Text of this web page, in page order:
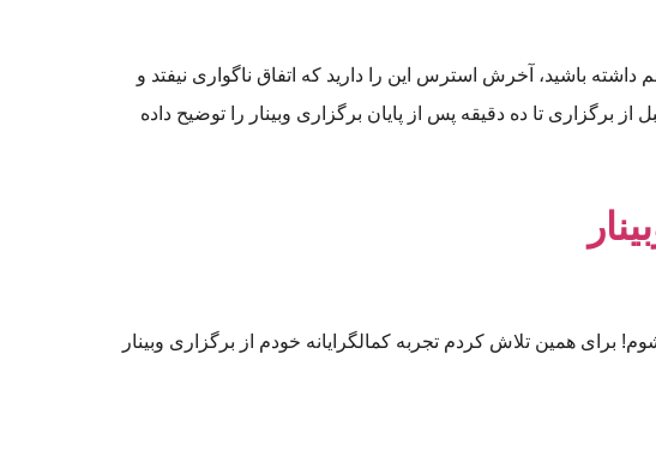
باشید، آخرش استرس این را دارید که اتفاق ناگواری نیفتد و
برگزاری تا ده دقیقه پس از پایان برگزاری وبینار را توضیح داده
همین تلاش کردم تجربه کمالگرایانه خودم از برگزاری وبینار